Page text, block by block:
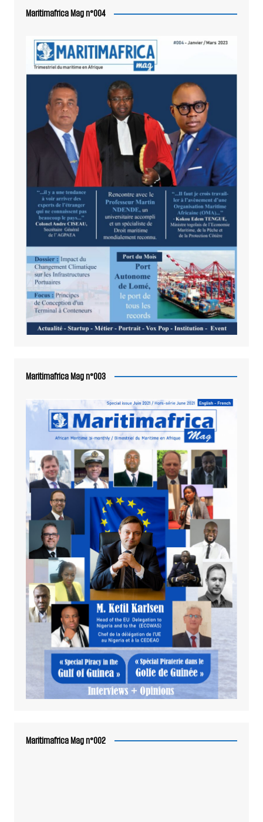
Maritimafrica Mag n°004
Maritimafrica Mag n°003
Maritimafrica Mag n°002